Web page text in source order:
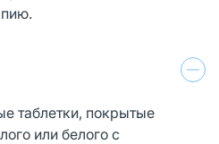
таблетки, покрытые
или белого с